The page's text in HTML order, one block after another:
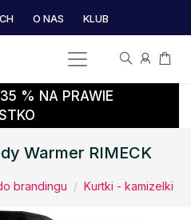
O NAS KLUB
% NA PRAWIE
Warmer RIMECK
brandingu Kurtki - kamizelki